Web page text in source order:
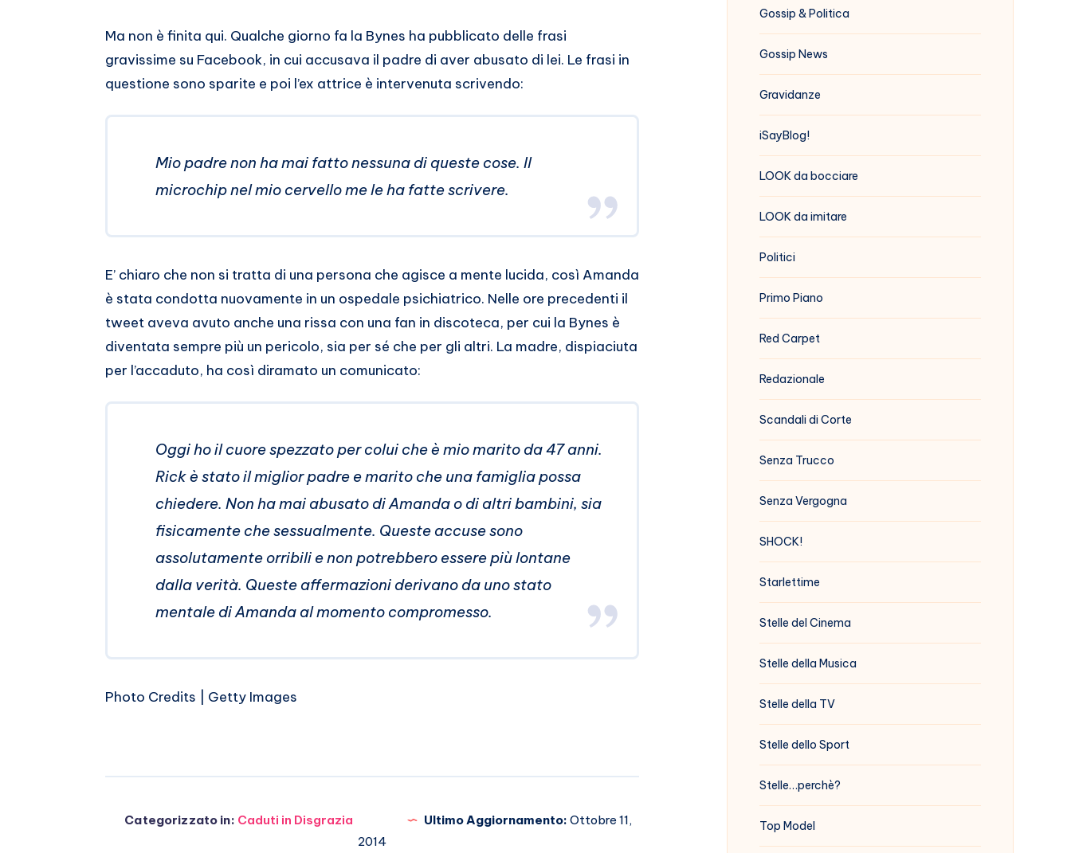
Ma non è finita qui. Qualche giorno fa la Bynes ha pubblicato delle frasi
gravissime su Facebook, in cui accusava il padre di aver abusato di lei. Le frasi in
questione sono sparite e poi l’ex attrice è intervenuta scrivendo:
Mio padre non ha mai fatto nessuna di queste cose. Il
microchip nel mio cervello me le ha fatte scrivere.
E’ chiaro che non si tratta di una persona che agisce a mente lucida, così Amanda
è stata condotta nuovamente in un ospedale psichiatrico. Nelle ore precedenti il
tweet aveva avuto anche una rissa con una fan in discoteca, per cui la Bynes è
diventata sempre più un pericolo, sia per sé che per gli altri. La madre, dispiaciuta
per l’accaduto, ha così diramato un comunicato:
Oggi ho il cuore spezzato per colui che è mio marito da 47 anni.
Rick è stato il miglior padre e marito che una famiglia possa
chiedere. Non ha mai abusato di Amanda o di altri bambini, sia
fisicamente che sessualmente. Queste accuse sono
assolutamente orribili e non potrebbero essere più lontane
dalla verità. Queste affermazioni derivano da uno stato
mentale di Amanda al momento compromesso.
Photo Credits | Getty Images
Categorizzato in: Caduti in Disgrazia Ultimo Aggiornamento: Ottobre 11,
2014
Gossip & Politica
Gossip News
Gravidanze
iSayBlog!
LOOK da bocciare
LOOK da imitare
Politici
Primo Piano
Red Carpet
Redazionale
Scandali di Corte
Senza Trucco
Senza Vergogna
SHOCK!
Starlettime
Stelle del Cinema
Stelle della Musica
Stelle della TV
Stelle dello Sport
Stelle…perchè?
Top Model